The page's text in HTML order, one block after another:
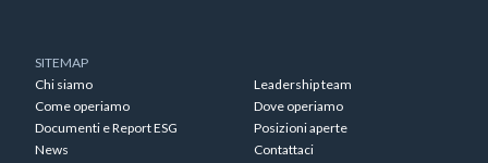
SITEMAP
Chi siamo
Leadership team
Come operiamo
Dove operiamo
Documenti e Report ESG
Posizioni aperte
News
Contattaci